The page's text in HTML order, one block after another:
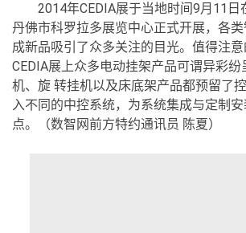
2014年CEDIA展于当地时间9月11日
丹佛市科罗拉多展览中心正式开展，各
成新品吸引了众多关注的目光。值得注
CEDIA展上众多电动挂架产品可谓异彩
机、旋 转挂机以及床底架产品都预留了
入不同的中控系统，为系统集成与定制
点。（数智网前方特约通讯员 陈夏）